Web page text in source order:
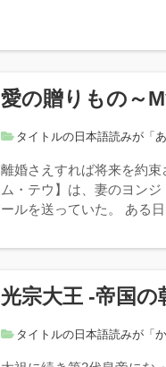
愛の贈りもの～
タイトルの日本語読みが「
離婚さえすれば将来を約
ム・テウ】は、妻のヨン
ールを送っていた。 ある
光宗大王 ‐帝国の
タイトルの日本語読みが「